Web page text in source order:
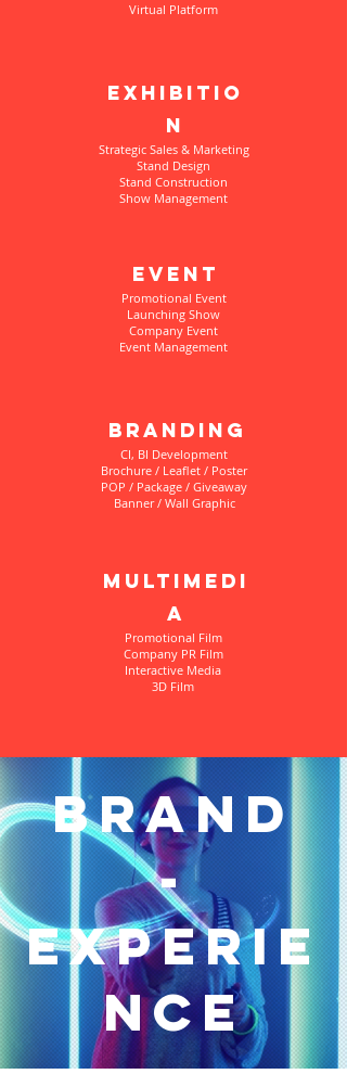
Virtual Platform
Exhibitio
n
Strategic Sales & Marketing
Stand Design
Stand Construction
Show Management
Event
Promotional Event
Launching Show
Company Event
Event Management
Branding
CI, BI Development
Brochure / Leaflet / Poster
POP / Package / Giveaway
Banner / Wall Graphic
Multimedi
a
Promotional Film
Company PR Film
Interactive Media
3D Film
branD
-
experie
nce